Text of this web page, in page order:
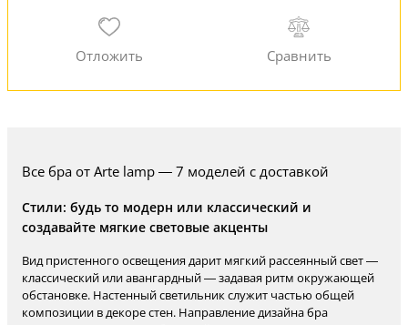
Все бра от Arte lamp — 7 моделей с доставкой
Стили: будь то модерн или классический и
создавайте мягкие световые акценты
Вид пристенного освещения дарит мягкий рассеянный свет —
классический или авангардный — задавая ритм окружающей
обстановке. Настенный светильник служит частью общей
композиции в декоре стен. Направление дизайна бра